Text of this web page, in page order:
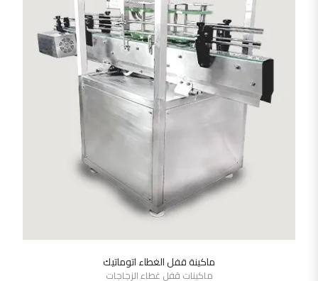
SHOW DETAILS
ماكينة قفل الغطاء اتوماتيك
ماكينات قفل غطاء الزجاجات